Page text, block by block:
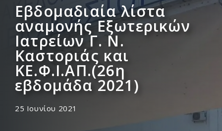
Εβδομαδιαία λίστα
αναμονής Εξωτερικών
Ιατρείων Γ. Ν.
Καστοριάς και
ΚΕ.Φ.Ι.ΑΠ.(26η
εβδομάδα 2021)
25 Ιουνίου 2021